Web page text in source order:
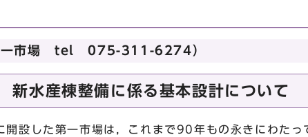
一市場 tel 075-311-6274）
水産棟整備に係る基本設計について
設した第一市場は，これまで90年もの永きにわたっ